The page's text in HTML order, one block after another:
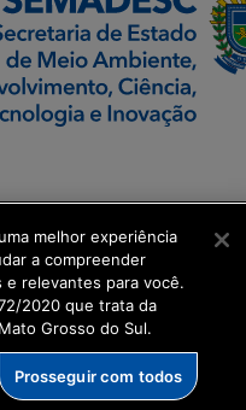
melhor experiência
a compreender
e relevantes para você.
2020 que trata da
Grosso do Sul.
Prosseguir com todos